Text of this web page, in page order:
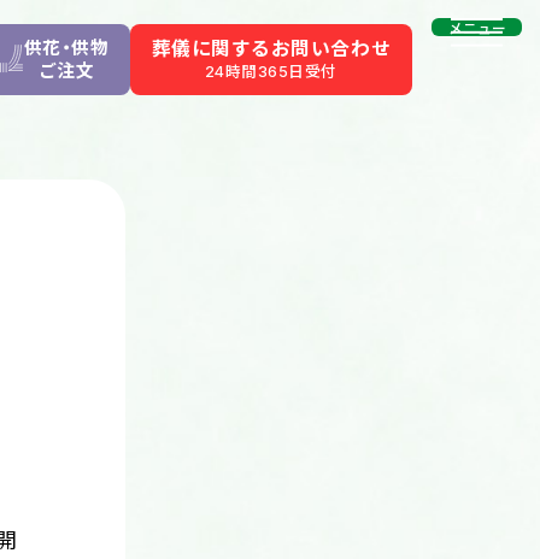
供花・供物
ご注文
葬儀に関するお問い合わせ
24時間365日受付
メニュー